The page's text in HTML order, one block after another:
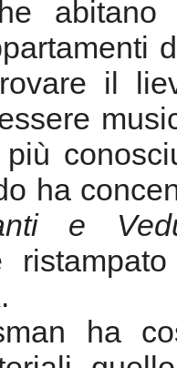
di un
vecchi,
Così
il
ha